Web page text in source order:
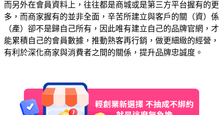
而另外在會員資料上，往往都是商城或是第三方平台握有的更
多，而商家握有的並非全面，辛苦所建立與客戶的關（資）係
（產）卻不是歸自己所有，因此唯有建立自己的品牌官網，才
能累積自己的會員數據，推動熟客再行銷，做更細緻的經營，
有利於深化商家與消費者之間的關係，提升品牌忠誠度。